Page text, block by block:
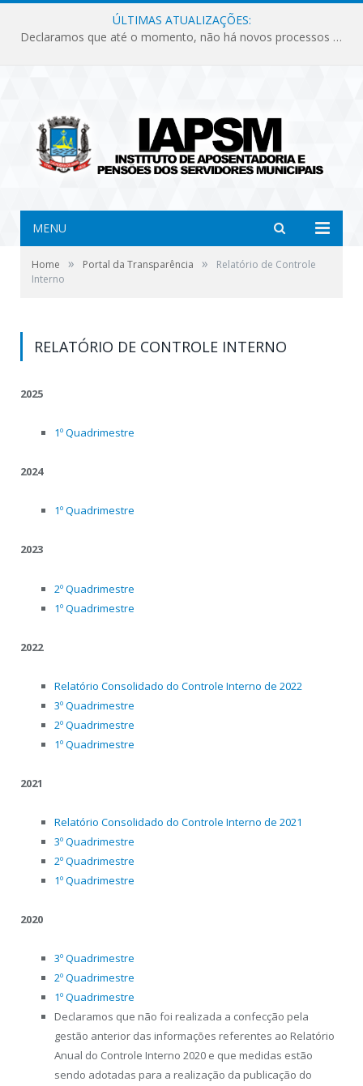
ÚLTIMAS ATUALIZAÇÕES:
Declaramos que até o momento, não há novos processos licitatórios para o Instituto de Previdência no ano de 2026.
MENU
Home » Portal da Transparência »
Relatório de Controle
Interno
RELATÓRIO DE CONTROLE INTERNO
2025
1º Quadrimestre
2024
1º Quadrimestre
2023
2º Quadrimestre
1º Quadrimestre
2022
Relatório Consolidado do Controle Interno de 2022
3º Quadrimestre
2º Quadrimestre
1º Quadrimestre
2021
Relatório Consolidado do Controle Interno de 2021
3º Quadrimestre
2º Quadrimestre
1º Quadrimestre
2020
3º Quadrimestre
2º Quadrimestre
1º Quadrimestre
Declaramos que não foi realizada a confecção pela
gestão anterior das informações referentes ao Relatório
Anual do Controle Interno 2020 e que medidas estão
sendo adotadas para a realização da publicação do